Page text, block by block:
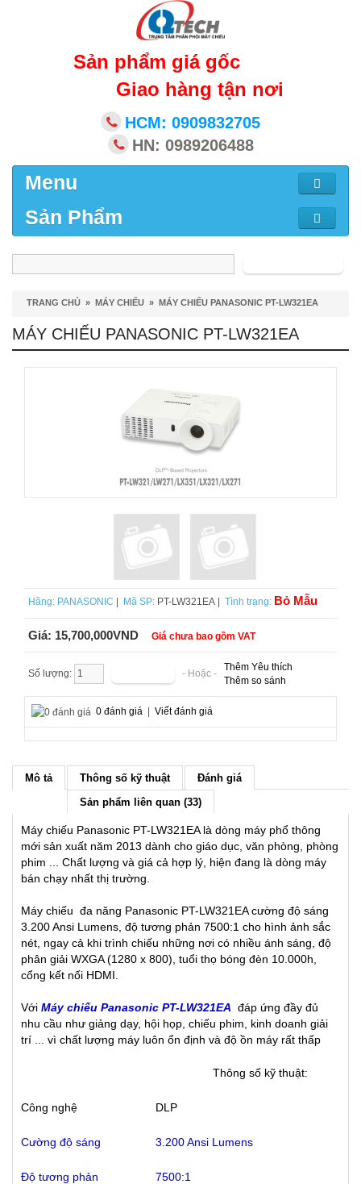
Sản phẩm giá gốc
Giao hàng tận nơi
HCM: 0909832705
HN: 0989206488
Menu
Sản Phẩm
TRANG CHỦ » MÁY CHIẾU » MÁY CHIẾU PANASONIC PT-LW321EA
MÁY CHIẾU PANASONIC PT-LW321EA
Hãng: PANASONIC Mã SP: PT-LW321EA | Tình trạng: Bỏ Mẫu
Giá: 15,700,000VND Giá chưa bao gồm VAT
Số lượng: - Hoặc -
Thêm Yêu thích
Thêm so sánh
0 đánh giá Viết đánh giá
Mô tả Thông số kỹ thuật
Đánh giá
Sản phẩm liên quan (33)
Máy chiếu Panasonic PT-LW321EA là dòng máy phổ thông
mới sản xuất năm 2013 dành cho giáo dục, văn phòng, phòng
phim ... Chất lượng và giá cả hợp lý, hiện đang là dòng máy
bán chạy nhất thị trường.
Máy chiếu đa năng Panasonic PT-LW321EA cường độ sáng
3.200 Ansi Lumens, độ tương phản 7500:1 cho hình ảnh sắc
nét, ngay cả khi trình chiếu những nơi có nhiều ánh sáng, độ
phân giải WXGA (1280 x 800), tuổi thọ bóng đèn 10.000h,
cổng kết nối HDMI.
Với Máy chiếu Panasonic PT-LW321EA đáp ứng đầy đủ
nhu cầu như giảng dạy, hội họp, chiếu phim, kinh doanh giải
trí ... vì chất lượng máy luôn ổn định và độ ồn máy rất thấp
Thông số kỹ thuật:
Công nghệ DLP
Cường độ sáng 3.200 Ansi Lumens
Độ tương phản 7500:1